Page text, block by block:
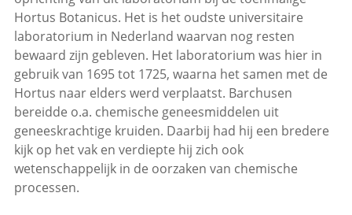
Hortus Botanicus. Het is het oudste universitaire
laboratorium in Nederland waarvan nog resten
bewaard zijn gebleven. Het laboratorium was hier in
gebruik van 1695 tot 1725, waarna het samen met de
Hortus naar elders werd verplaatst. Barchusen
bereidde o.a. chemische geneesmiddelen uit
geneeskrachtige kruiden. Daarbij had hij een bredere
kijk op het vak en verdiepte hij zich ook
wetenschappelijk in de oorzaken van chemische
processen.